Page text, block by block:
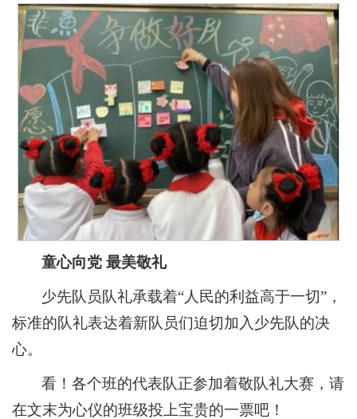
童心向党 最美敬礼
少先队员队礼承载着“人民的利益高于一切”，
标准的队礼表达着新队员们迫切加入少先队的决
心。
看！各个班的代表队正参加着敬队礼大赛，请
在文末为心仪的班级投上宝贵的一票吧！